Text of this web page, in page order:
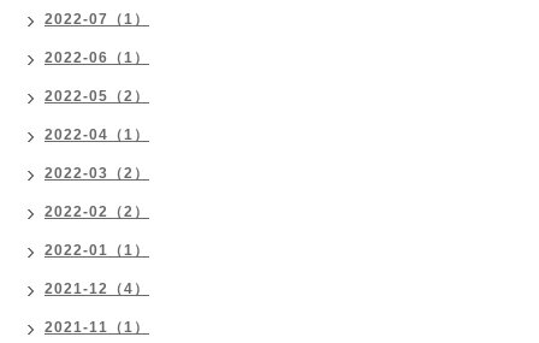
2022-07（1）
2022-06（1）
2022-05（2）
2022-04（1）
2022-03（2）
2022-02（2）
2022-01（1）
2021-12（4）
2021-11（1）